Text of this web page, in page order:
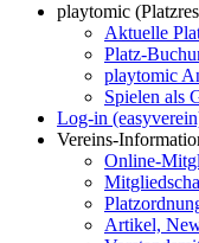
playtomic
Aktuelle
Platz-
playtomic
Spielen als
Log-in
Vereins-
Online-
Artikel,